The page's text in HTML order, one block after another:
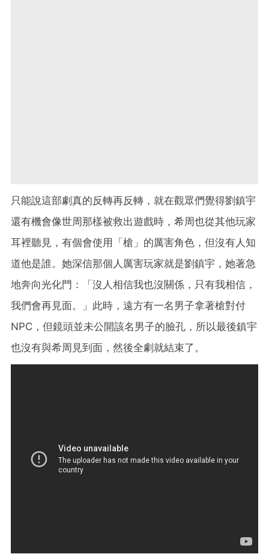
只能說這部劇真的反轉再反轉，就在觀眾們覺得劉鎮宇
還有機會像世周那樣被救出遊戲時，希周也從其他玩家
耳裡聽見，有個會使用「槍」的厲害角色，但沒有人知
道他是誰。她深信那個人厲害玩家就是劉鎮宇，她著急
地奔向光化門：「沒人相信我也沒關係，只有我相信，
我們會再見面。」此時，遠方有一名男子拿著槍對付
NPC，但鏡頭並未公開該名男子的臉孔，所以最後鎮宇
也沒有與希周見到面，然後全劇就結束了。